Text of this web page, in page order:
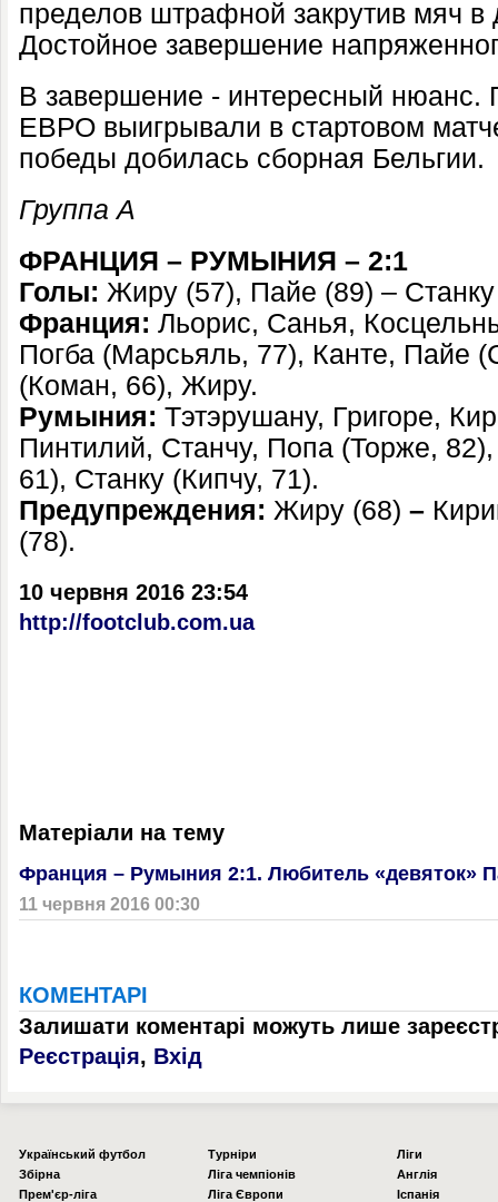
пределов штрафной закрутив мяч
Достойное завершение
В завершение - интересный нюанс.
ЕВРО выигрывали в стартовом
победы добилась сборная Бельгии.
Группа А
ФРАНЦИЯ – РУМЫНИЯ – 2:1
Голы: Жиру (57), Пайе (89) – Станку
Франция: Льорис, Санья,
Погба (Марсьяль, 77), Канте, Пайе
(Коман, 66), Жиру.
Румыния: Тэтэрушану, Григоре,
Пинтилий, Станчу, Попа (Торже, 82)
61), Станку (Кипчу, 71).
Предупреждения: Жиру (68) –
(78).
10 червня 2016 23:54
http://footclub.com.ua
Матеріали на тему
Франция – Румыния 2:1. Любитель «девяток»
11 червня 2016 00:30
КОМЕНТАРІ
Залишати коментарі можуть лише
Реєстрація, Вхід
Українcький футбол
Збірна
Прем'єр-ліга
Турніри
Ліга чемпіонів
Ліга Європи
Ліги
Англія
Іспанія